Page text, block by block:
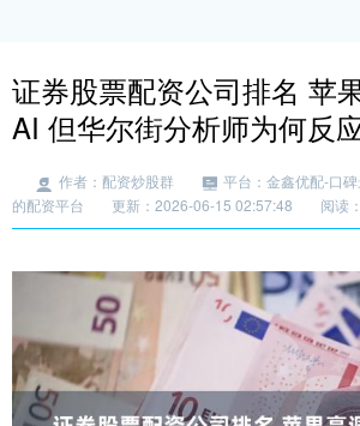
证券股票配资公司排名 苹
AI 但华尔街分析师为何反
作者：配资炒股群
平台：金鑫优配-口
的配资平台
更新：2026-06-15 02:57:48 阅读